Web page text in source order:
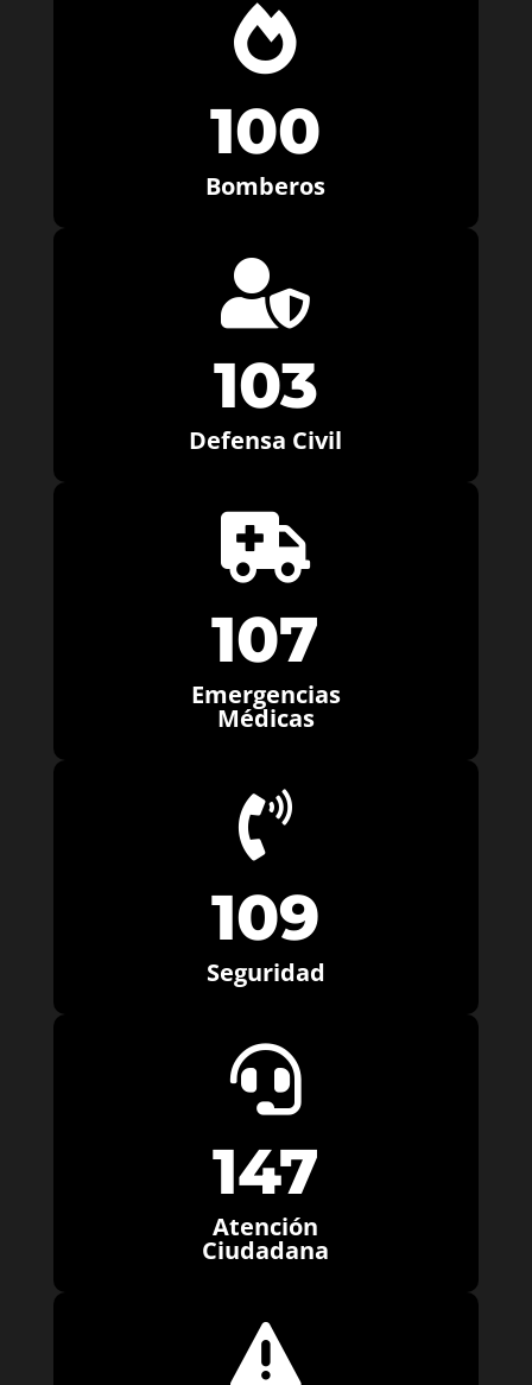

100
Bomberos

103
Defensa Civil

107
Emergencias
Médicas

109
Seguridad

147
Atención
Ciudadana
